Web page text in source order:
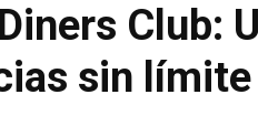
Club:
sin límite